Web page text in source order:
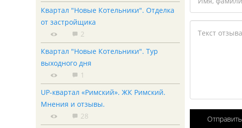
Квартал "Новые Котельники". Отделка
от застройщика
2
Квартал "Новые Котельники". Тур
выходного дня
1
UP-квартал «Римский». ЖК Римский.
Мнения и отзывы.
28
Отправить